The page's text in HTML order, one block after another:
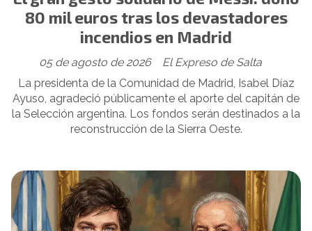
80 mil euros tras los devastadores
incendios en Madrid
El Expreso de Salta
05 de agosto de 2026
La presidenta de la Comunidad de Madrid, Isabel Díaz
Ayuso, agradeció públicamente el aporte del capitán de
la Selección argentina. Los fondos serán destinados a la
reconstrucción de la Sierra Oeste.